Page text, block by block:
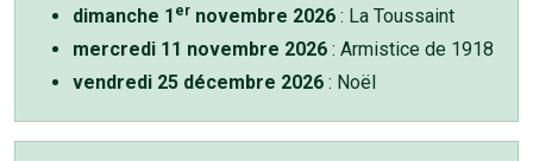
dimanche 1 er novembre 2026 : La Toussaint
mercredi 11 novembre 2026 : Armistice de 1918
vendredi 25 décembre 2026 : Noël